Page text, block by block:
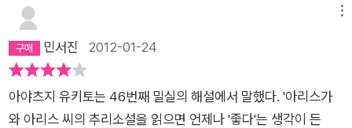
민서진 2012-01-24
아야츠지 유키토는 46번째 밀실의 해설에서 말했다. '아리스가
와 아리스 씨의 추리소설을 읽으면 언제나 '좋다'는 생각이 든